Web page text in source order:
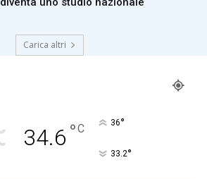
Carica altri
34.6 °C 36°
33.2°